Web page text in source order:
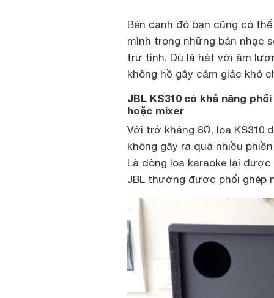
Bên cạnh đó bạn cũng có
mình trong những bản nhạc
trữ tình. Dù là hát với âm
không hề gây cảm giác khó
JBL KS310 có khả năng
hoặc mixer
Với trở kháng 8Ω, loa KS310
không gây ra quá nhiều
Là dòng loa karaoke lại
JBL thường được phối ghép